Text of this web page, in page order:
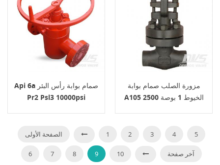
Api 6a صمام بوابة رأس البئر
Pr2 Psl3 10000psi
مزورة الصلب صمام بوابة
A105 الخيوط 1 بوصة 2500
الصفحة الأولى 1 2 3 4 5
6 7 8 9 10 آخر صفحة